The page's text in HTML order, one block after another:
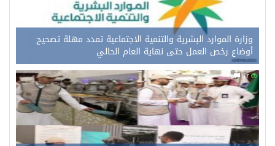
وزارة الموارد البشرية والتنمية الاجتماعية تمدد مهلة تصحيح
أوضاع رخص العمل حتى نهاية العام الحالي
87
0